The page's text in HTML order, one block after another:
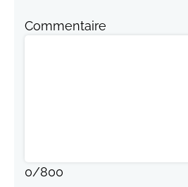
Commentaire
0/800